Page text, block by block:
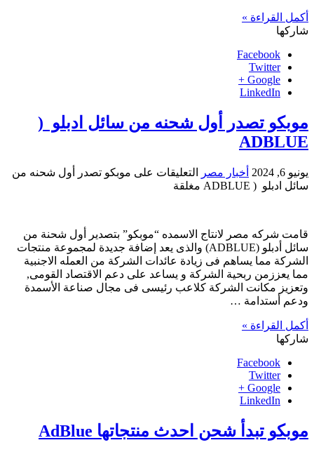
أكمل القراءة »
شاركها
Facebook
Twitter
Google +
LinkedIn
موبكو تصدر أول شحنه من سائل ادبلو (
ADBLUE
يونيو 6, 2024 أخبار مصر التعليقات على موبكو تصدر أول شحنه من
سائل ادبلو ( ADBLUE مغلقة
قامت شركه مصر لانتاج الاسمده “موبكو” بتصدير أول شحنة من
سائل أدبلو (ADBLUE) والذى يعد إضافة جديدة لمجموعة منتجات
الشركة مما يساهم فى زيادة عائدات الشركة من العمله الاجنبية
مما يعززمن ربحية الشركة و يساعد على دعم الاقتصاد القومى,
وتعزيز مكانت الشركة كلاعب رئيسى فى مجال صناعة الأسمدة
ودعم أستدامة …
أكمل القراءة »
شاركها
Facebook
Twitter
Google +
LinkedIn
موبكو تبدأ شحن احدث منتجاتها AdBlue